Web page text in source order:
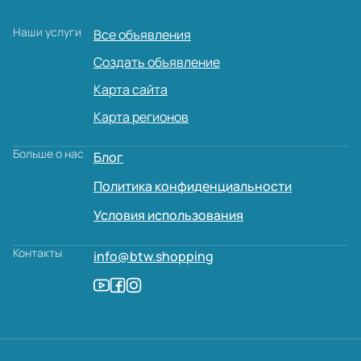
Наши услуги
Все объявления
Создать объявление
Карта сайта
Карта регионов
Больше о нас
Блог
Политика конфиденциальности
Условия использования
Контакты info@btw.shopping